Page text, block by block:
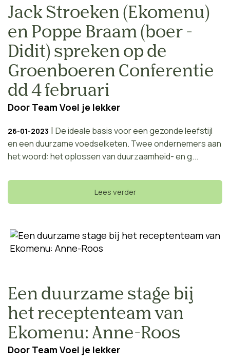
Jack Stroeken (Ekomenu)
en Poppe Braam (boer -
Didit) spreken op de
Groenboeren Conferentie
dd 4 februari
Door Team Voel je lekker
26-01-2023 | De ideale basis voor een gezonde leefstijl
en een duurzame voedselketen. Twee ondernemers aan
het woord: het oplossen van duurzaamheid- en g...
Lees verder
Een duurzame stage bij
het receptenteam van
Ekomenu: Anne-Roos
Door Team Voel je lekker